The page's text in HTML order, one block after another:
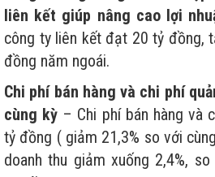
liên kết giúp nâng cao lợi
công ty liên kết đạt 20 tỷ đồng,
đồng năm ngoái.
Chi phí bán hàng và chi phí
cùng kỳ – Chi phí bán hàng và
tỷ đồng ( giảm 21,3% so với
doanh thu giảm xuống 2,4%,